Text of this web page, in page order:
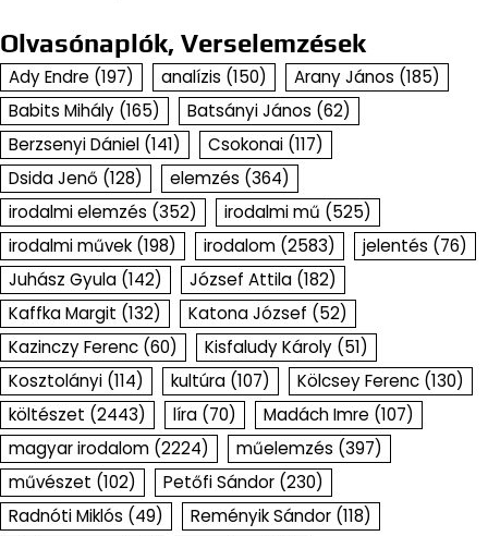
Olvasónaplók, Verselemzések
Ady Endre (197) analízis (150) Arany János (185)
Babits Mihály (165) Batsányi János (62)
Berzsenyi Dániel (141) Csokonai (117)
Dsida Jenő (128) elemzés (364)
irodalmi elemzés (352) irodalmi mű (525)
irodalmi művek (198) irodalom (2583) jelentés (76)
Juhász Gyula (142) József Attila (182)
Kaffka Margit (132) Katona József (52)
Kazinczy Ferenc (60) Kisfaludy Károly (51)
Kosztolányi (114) kultúra (107) Kölcsey Ferenc (130)
költészet (2443) líra (70) Madách Imre (107)
magyar irodalom (2224) műelemzés (397)
művészet (102) Petőfi Sándor (230)
Radnóti Miklós (49) Reményik Sándor (118)